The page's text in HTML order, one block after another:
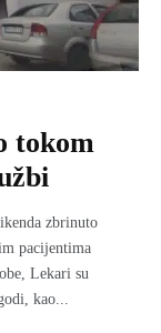
tokom
zbrinuto
pacijentima
Lekari su
kao...